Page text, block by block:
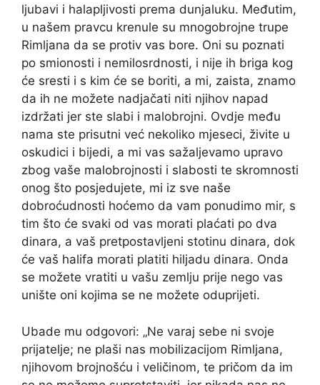
ljubavi i halapljivosti prema dunjaluku. Međutim,
u našem pravcu krenule su mnogobrojne trupe
Rimljana da se protiv vas bore. Oni su poznati
po smionosti i nemilosrdnosti, i nije ih briga kog
će sresti i s kim će se boriti, a mi, zaista, znamo
da ih ne možete nadjačati niti njihov napad
izdržati jer ste slabi i malobrojni. Ovdje među
nama ste prisutni već nekoliko mjeseci, živite u
oskudici i bijedi, a mi vas sažaljevamo upravo
zbog vaše malobrojnosti i slabosti te skromnosti
onog što posjedujete, mi iz sve naše
dobroćudnosti hoćemo da vam ponudimo mir, s
tim što će svaki od vas morati plaćati po dva
dinara, a vaš pretpostavljeni stotinu dinara, dok
će vaš halifa morati platiti hiljadu dinara. Onda
se možete vratiti u vašu zemlju prije nego vas
unište oni kojima se ne možete oduprijeti.
Ubade mu odgovori: „Ne varaj sebe ni svoje
prijatelje; ne plaši nas mobilizacijom Rimljana,
njihovom brojnošću i veličinom, te pričom da im